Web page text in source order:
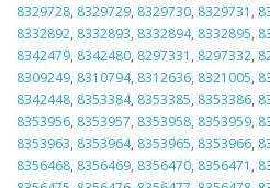
8329728, 8329729, 8329730, 8329731 ,
8332892, 8332893, 8332894, 8332895,
8342479, 8342480, 8297331 , 8297332,
8309249, 8310794, 8312636, 8321005,
8342448, 8353384, 8353385, 8353386,
8353956, 8353957, 8353958, 8353959,
8353963, 8353964, 8353965, 8353966,
8356468, 8356469, 8356470, 8356471 ,